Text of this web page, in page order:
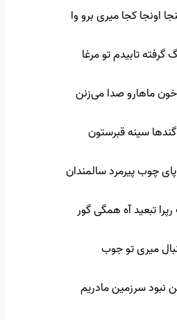
اونجا کجا میری برو وا
تابیدم تو مرغا
ماهارو صدا می‌زنن
سینه قبرستون
چوب پیرمرد سالمندان
تبعید آه همگی گور
میری تو جوب
نبود سرزمین مادریم